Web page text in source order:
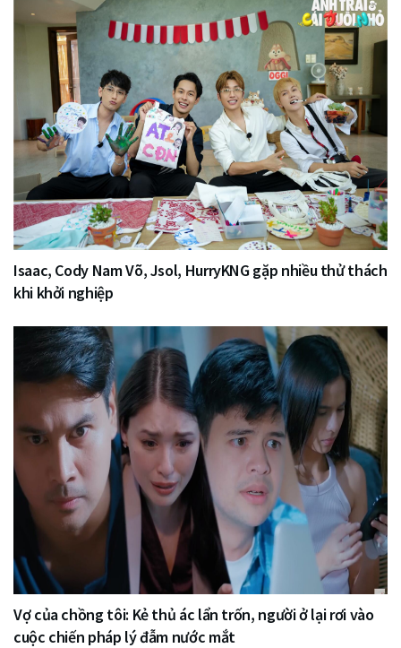
Isaac, Cody Nam Võ, Jsol, HurryKNG gặp nhiều thử thách
khi khởi nghiệp
Vợ của chồng tôi: Kẻ thủ ác lẩn trốn, người ở lại rơi vào
cuộc chiến pháp lý đẫm nước mắt